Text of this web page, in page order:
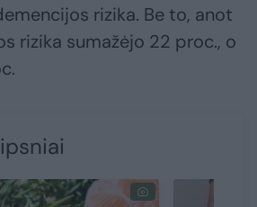
rizika. Be to, anot
rizika sumažėjo 22 proc., o